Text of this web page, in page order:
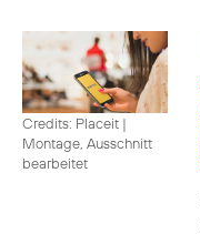
Credits: Placeit |
Montage, Ausschnitt
bearbeitet